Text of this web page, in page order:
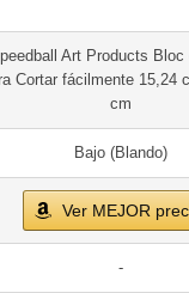
Art Products Bloc
Cortar fácilmente 15,24
cm
Bajo (Blando)
Ver MEJOR
-